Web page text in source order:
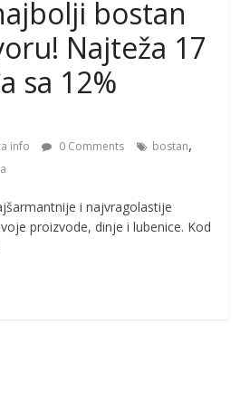
bostan
Najteža 17
sa 12%
info 0 Comments bostan,
i najvragolastije
proizvode, dinje i lubenice. Kod